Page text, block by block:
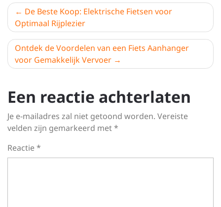
Berichtnavigatie
De Beste Koop: Elektrische Fietsen voor
Optimaal Rijplezier
Ontdek de Voordelen van een Fiets Aanhanger
voor Gemakkelijk Vervoer
Een reactie achterlaten
Je e-mailadres zal niet getoond worden. Vereiste
velden zijn gemarkeerd met*
Reactie*